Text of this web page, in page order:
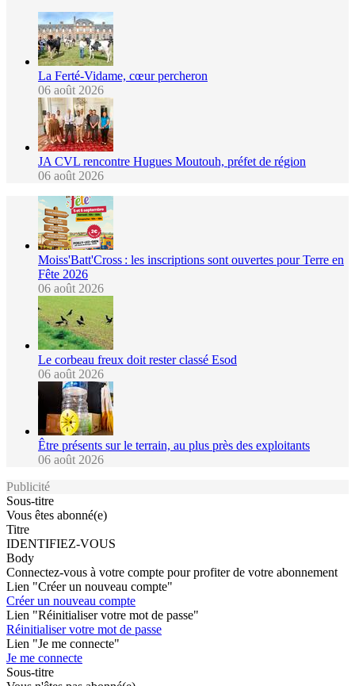
La Ferté-Vidame, cœur percheron
06 août 2026
JA CVL rencontre Hugues Moutouh, préfet de région
06 août 2026
Moiss'Batt'Cross : les inscriptions sont ouvertes pour Terre en
Fête 2026
06 août 2026
Le corbeau freux doit rester classé Esod
06 août 2026
Être présents sur le terrain, au plus près des exploitants
06 août 2026
Publicité
Sous-titre
Vous êtes abonné(e)
Titre
IDENTIFIEZ-VOUS
Body
Connectez-vous à votre compte pour profiter de votre abonnement
Lien "Créer un nouveau compte"
Créer un nouveau compte
Lien "Réinitialiser votre mot de passe"
Réinitialiser votre mot de passe
Lien "Je me connecte"
Je me connecte
Sous-titre